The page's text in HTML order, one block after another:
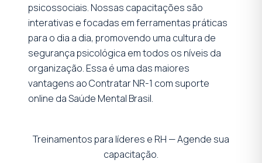
psicossociais. Nossas capacitações são
interativas e focadas em ferramentas práticas
para o dia a dia, promovendo uma cultura de
segurança psicológica em todos os níveis da
organização. Essa é uma das maiores
vantagens ao Contratar NR-1 com suporte
online da Saúde Mental Brasil.
Treinamentos para líderes e RH — Agende sua
capacitação.